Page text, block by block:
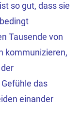
so gut, dass sie
Tausende von
kommunizieren,
das
einander